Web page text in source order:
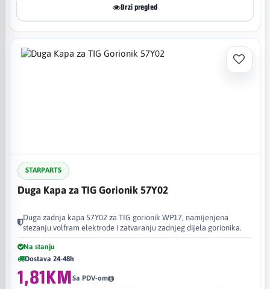
Brzi pregled
STARPARTS
Duga Kapa za TIG Gorionik 57Y02
Duga zadnja kapa 57Y02 za TIG gorionik WP17, namijenjena
stezanju volfram elektrode i zatvaranju zadnjeg dijela gorionika.
Na stanju
Dostava 24-48h
1,81KMSa PDV-om